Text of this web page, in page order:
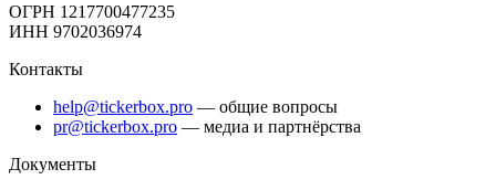
ОГРН 1217700477235
ИНН 9702036974
Контакты
help@tickerbox.pro — общие вопросы
pr@tickerbox.pro — медиа и партнёрства
Документы